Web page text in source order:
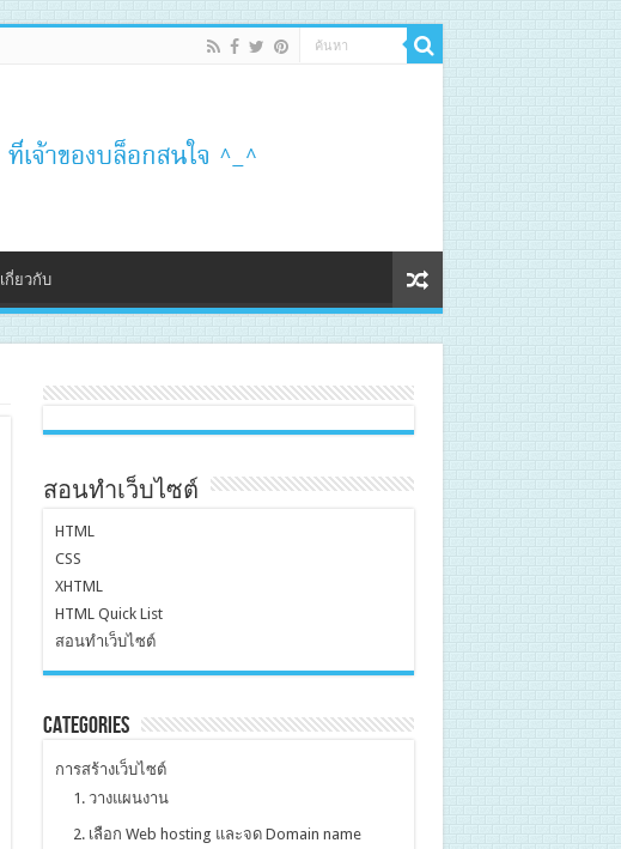
เกี่ยวกับ
สอนทำเว็บไซต์
HTML
CSS
XHTML
HTML Quick List
สอนทำเว็บไซต์
Categories
การสร้างเว็บไซต์
1. วางแผนงาน
2. เลือก Web hosting และจด Domain name